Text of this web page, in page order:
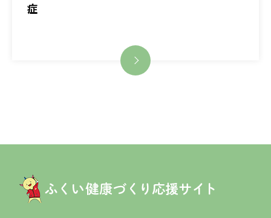
症